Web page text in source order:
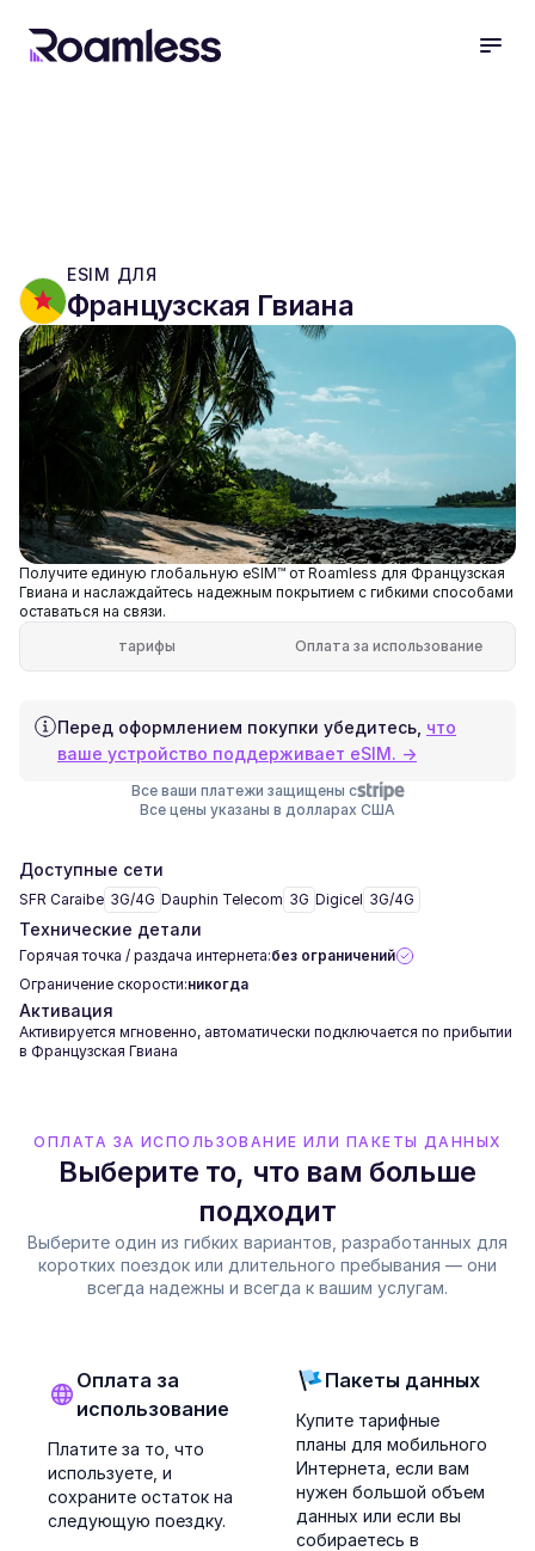
ESIM ДЛЯ
Французская Гвиана
Получите единую глобальную eSIM™ от Roamless для Французская
Гвиана и наслаждайтесь надежным покрытием с гибкими способами
оставаться на связи.
тарифы
Оплата за использование
Перед оформлением покупки убедитесь, что
ваше устройство поддерживает eSIM. →
Все ваши платежи защищены с
Все цены указаны в долларах США
Доступные сети
SFR Caraibe 3G/4G Dauphin Telecom 3G Digicel 3G/4G
Технические детали
Горячая точка / раздача интернета:без ограничений
Ограничение скорости:никогда
Активация
Активируется мгновенно, автоматически подключается по прибытии
в Французская Гвиана
ОПЛАТА ЗА ИСПОЛЬЗОВАНИЕ ИЛИ ПАКЕТЫ ДАННЫХ
Выберите то, что вам больше
подходит
Выберите один из гибких вариантов, разработанных для
коротких поездок или длительного пребывания — они
всегда надежны и всегда к вашим услугам.
Оплата за
использование
Платите за то, что
используете, и
сохраните остаток на
следующую поездку.
Пакеты данных
Купите тарифные
планы для мобильного
Интернета, если вам
нужен большой объем
данных или если вы
собираетесь в